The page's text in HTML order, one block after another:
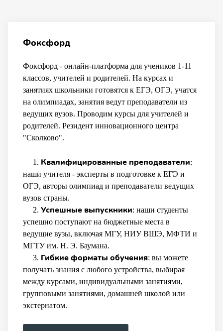
Фоксфорд
Фоксфорд - онлайн-платформа для учеников 1-11
классов, учителей и родителей. На курсах и
занятиях школьники готовятся к ЕГЭ, ОГЭ, учатся
на олимпиадах, занятия ведут преподаватели из
ведущих вузов. Проводим курсы для учителей и
родителей. Резидент инновационного центра
"Сколково".
1. Квалифицированные преподаватели:
наши учителя - эксперты в подготовке к ЕГЭ и
ОГЭ, авторы олимпиад и преподаватели ведущих
вузов страны.
2. Успешные выпускники: наши студенты
успешно поступают на бюджетные места в
ведущие вузы, включая МГУ, НИУ ВШЭ, МФТИ и
МГТУ им. Н. Э. Баумана.
3. Гибкие форматы обучения: вы можете
получать знания с любого устройства, выбирая
между курсами, индивидуальными занятиями,
групповыми занятиями, домашней школой или
экстернатом.